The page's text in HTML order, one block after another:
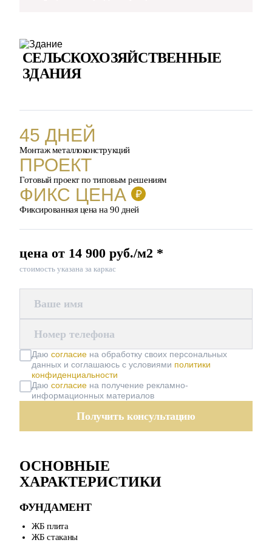
СЕЛЬСКОХОЗЯЙСТВЕННЫЕ
ЗДАНИЯ
45 ДНЕЙ
Монтаж металлоконструкций
ПРОЕКТ
Готовый проект по типовым решениям
ФИКС ЦЕНА
Фиксированная цена на 90 дней
цена от 14 900 руб./м2 *
стоимость указана за каркас
Ваше имя
Номер телефона
Даю согласие на обработку своих персональных
данных и соглашаюсь с условиями политики
конфиденциальности
Даю согласие на получение рекламно-
информационных материалов
ОСНОВНЫЕ
ХАРАКТЕРИСТИКИ
ФУНДАМЕНТ
ЖБ плита
ЖБ стаканы